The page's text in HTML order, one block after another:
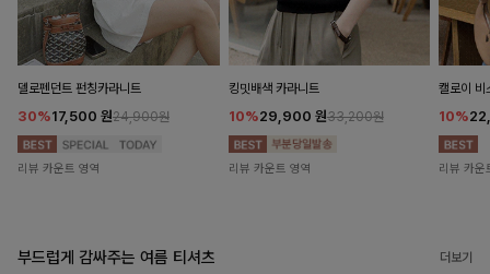
델로펜던트 펀칭카라니트
30%17,500 원24,900원
리뷰 카운트 영역
킹밋배색 카라니트
10%29,900 원33,200원
리뷰 카운트 영역
캘로이 비
10%
리뷰 카운
부드럽게 감싸주는 여름 티셔츠 더보기